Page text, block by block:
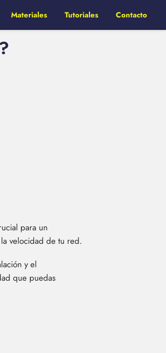
Materiales Tutoriales Contacto
para un
velocidad de tu red.
y el
que puedas